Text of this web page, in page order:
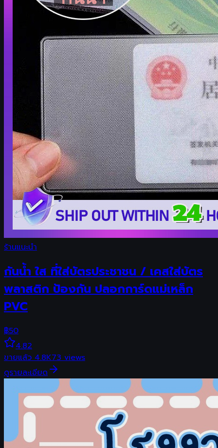
ร้านแนะนำ
กันน้ํา ใส ที่ใส่บัตรประชาชน / เคสใส่บัตร
พลาสติก ป้องกัน ปลอกการ์ดแม่เหล็ก
PVC
฿50
4.82
ขายแล้ว4.8K73views
ดูรายละเอียด